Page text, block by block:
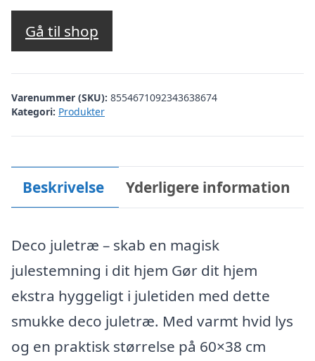
Gå til shop
Varenummer (SKU): 8554671092343638674
Kategori: Produkter
Beskrivelse Yderligere information
Deco juletræ – skab en magisk
julestemning i dit hjem Gør dit hjem
ekstra hyggeligt i juletiden med dette
smukke deco juletræ. Med varmt hvid lys
og en praktisk størrelse på 60×38 cm